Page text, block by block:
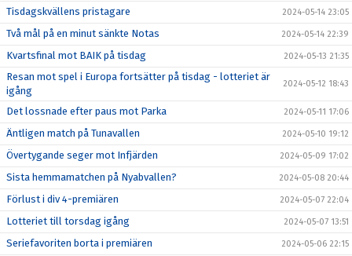
Tisdagskvällens pristagare 2024-05-14 23:05
Två mål på en minut sänkte Notas 2024-05-14 22:39
Kvartsfinal mot BAIK på tisdag 2024-05-13 21:35
Resan mot spel i Europa fortsätter på tisdag - lotteriet är
igång
2024-05-12 18:43
Det lossnade efter paus mot Parka 2024-05-11 17:06
Äntligen match på Tunavallen 2024-05-10 19:12
Övertygande seger mot Infjärden 2024-05-09 17:02
Sista hemmamatchen på Nyabvallen? 2024-05-08 20:44
Förlust i div 4-premiären 2024-05-07 22:04
Lotteriet till torsdag igång 2024-05-07 13:51
Seriefavoriten borta i premiären 2024-05-06 22:15